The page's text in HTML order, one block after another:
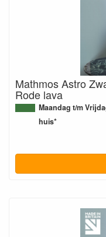
Mathmos Astro
Rode lava
Maandag t/m
huis*